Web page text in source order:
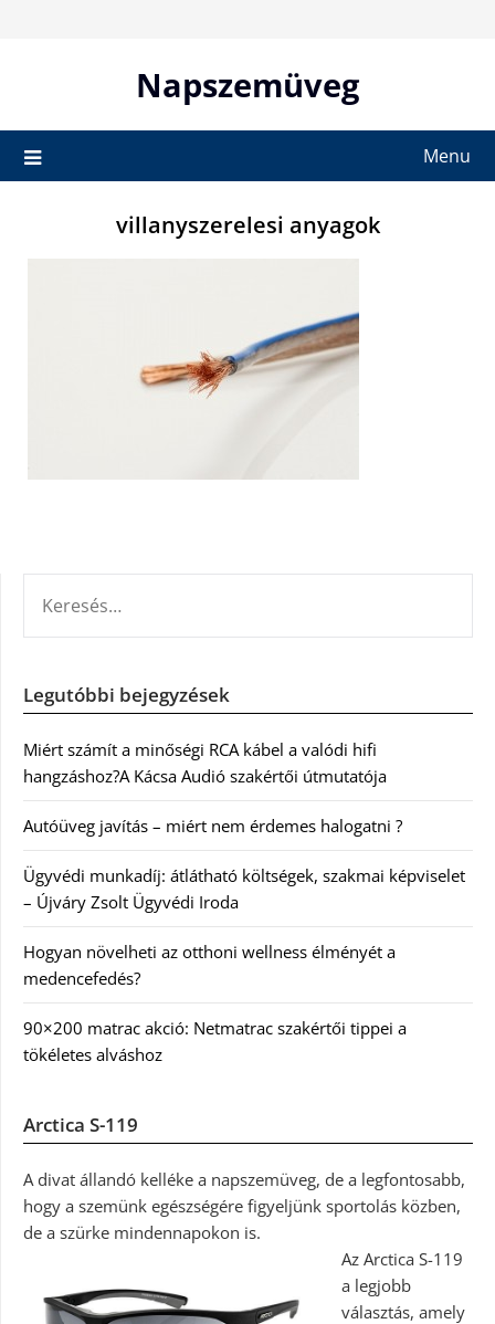
Napszemüveg
Menu
villanyszerelesi anyagok
Legutóbbi bejegyzések
Miért számít a minőségi RCA kábel a valódi hifi
hangzáshoz?A Kácsa Audió szakértői útmutatója
Autóüveg javítás – miért nem érdemes halogatni ?
Ügyvédi munkadíj: átlátható költségek, szakmai képviselet
– Újváry Zsolt Ügyvédi Iroda
Hogyan növelheti az otthoni wellness élményét a
medencefedés?
90×200 matrac akció: Netmatrac szakértői tippei a
tökéletes alváshoz
Arctica S-119
A divat állandó kelléke a napszemüveg, de a legfontosabb,
hogy a szemünk egészségére figyeljünk sportolás közben,
de a szürke mindennapokon is.
Az Arctica S-119
a legjobb
választás, amely